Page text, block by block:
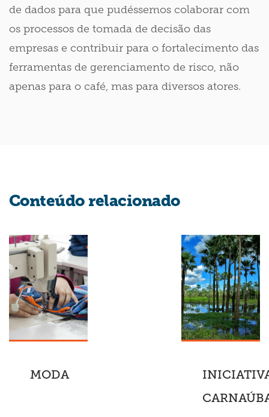
de dados para que pudéssemos colaborar com
os processos de tomada de decisão das
empresas e contribuir para o fortalecimento das
ferramentas de gerenciamento de risco, não
apenas para o café, mas para diversos atores.
Conteúdo relacionado
MODA